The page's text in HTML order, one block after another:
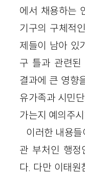
에서 채용하는
기구의 구체적
제들이 남아 있
구 틀과 관련된
결과에 큰 영향
유가족과 시민
가는지 예의주
이러한 내용
관 부처인 행정
다. 다만 이태원